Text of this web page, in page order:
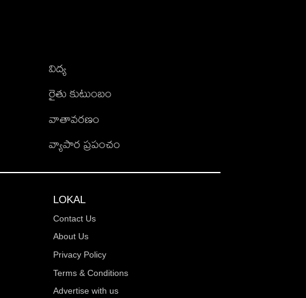
విద్య
రైతు కుటుంబం
వాతావరణం
వ్యాపార ప్రపంచం
LOKAL
Contact Us
About Us
Privacy Policy
Terms & Conditions
Advertise with us